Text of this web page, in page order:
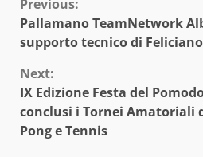
Continue
Reading
Previous:
Pallamano TeamNetwork
supporto tecnico di
Next:
IX Edizione Festa del
conclusi i Tornei Amatoriali
Pong e Tennis